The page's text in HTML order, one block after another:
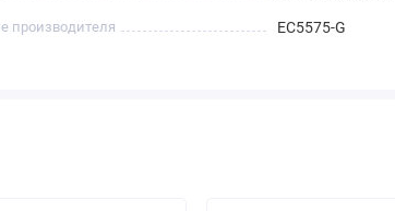
производителя EC5575-G